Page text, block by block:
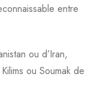
entre
ou d’Iran,
ou Soumak de